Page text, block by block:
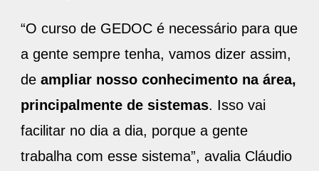
“O curso de GEDOC é necessário para que
a gente sempre tenha, vamos dizer assim,
de ampliar nosso conhecimento na área,
principalmente de sistemas. Isso vai
facilitar no dia a dia, porque a gente
trabalha com esse sistema”, avalia Cláudio